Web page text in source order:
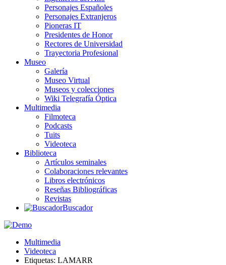
Personajes Españoles
Personajes Extranjeros
Pioneras IT
Presidentes de Honor
Rectores de Universidad
Trayectoria Profesional
Museo
Galería
Museo Virtual
Museos y colecciones
Wiki Telegrafía Óptica
Multimedia
Filmoteca
Podcasts
Tuits
Videoteca
Biblioteca
Artículos seminales
Colaboraciones relevantes
Libros electrónicos
Reseñas Bibliográficas
Revistas
Buscador
Multimedia
Videoteca
Etiquetas: LAMARR